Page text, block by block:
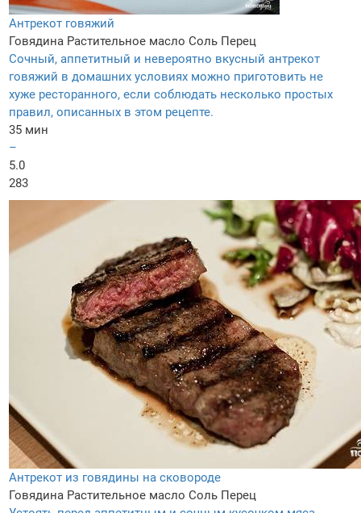
Антрекот говяжий
Говядина Растительное масло Соль Перец
Сочный, аппетитный и невероятно вкусный антрекот
говяжий в домашних условиях можно приготовить не
хуже ресторанного, если соблюдать несколько простых
правил, описанных в этом рецепте.
35 мин
–
5.0
283
Антрекот из говядины на сковороде
Говядина Растительное масло Соль Перец